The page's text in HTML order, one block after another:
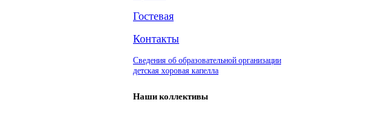
Гостевая
Контакты
Сведения об образовательной организации
детская хоровая капелла
Наши коллективы